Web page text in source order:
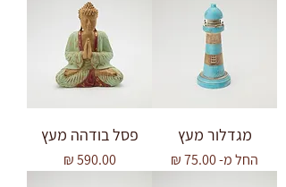
מגדלור מעץ
החל מ-
מחיר מבצע
פסל בודהה מעץ
מחיר‏590.00 ‏₪